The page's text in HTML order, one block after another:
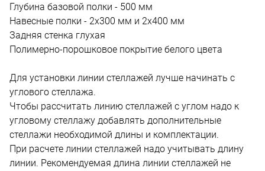
Глубина базовой полки - 500 мм
Навесные полки - 2х300 мм и 2х400 мм
Задняя стенка глухая
Полимерно-порошковое покрытие белого цвета
Для установки линии стеллажей лучше начинать с
углового стеллажа.
Чтобы рассчитать линию стеллажей с углом надо к
угловому стеллажу добавлять дополнительные
стеллажи необходимой длины и комплектации.
При расчете линии стеллажей надо учитывать длину
линии. Рекомендуемая длина линии стеллажей не